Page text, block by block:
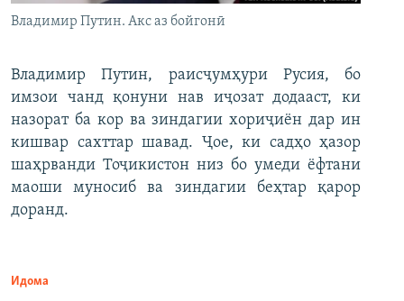
Владимир Путин. Акс аз бойгонӣ
Владимир Путин, раисҷумҳури Русия, бо
имзои чанд қонуни нав иҷозат додааст, ки
назорат ба кор ва зиндагии хориҷиён дар ин
кишвар сахттар шавад. Ҷое, ки садҳо ҳазор
шаҳрванди Тоҷикистон низ бо умеди ёфтани
маоши муносиб ва зиндагии беҳтар қарор
доранд.
Идома